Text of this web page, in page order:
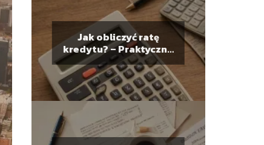
Jak obliczyć ratę
kredytu? – Praktyczne
narzędzie do
planowania finansów